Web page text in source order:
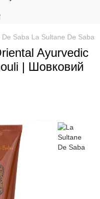
De Saba La Sultane De Saba
Ayurvedic
| Шовковий